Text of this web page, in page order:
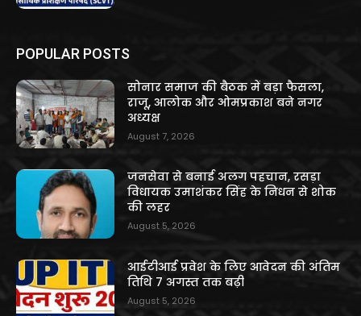
POPULAR POSTS
सोनार समाज की बैठक में बड़ा फैसला,
राजू, आलोक और ओमप्रकाश बने नगर
अध्यक्ष
August 7, 2026
जनसेवा से बनाई अलग पहचान, रसड़ा
विधायक उमाशंकर सिंह के निधन से शोक
की लहर
August 5, 2026
आईटीआई प्रवेश के लिए आवेदन की अंतिम
तिथि 7 अगस्त तक बढ़ी
August 5, 2026